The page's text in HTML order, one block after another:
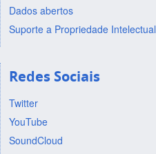
Dados abertos
Suporte a Propriedade Intelectual
Redes Sociais
Twitter
YouTube
SoundCloud